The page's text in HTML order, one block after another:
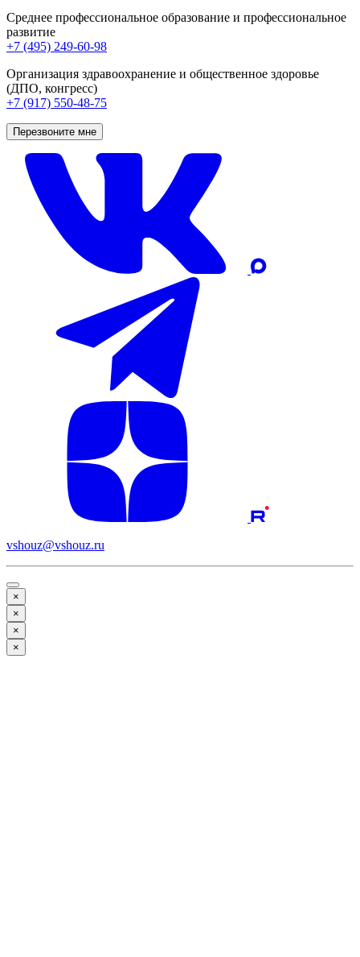
Среднее профессиональное образование и профессиональное
развитие
+7 (495) 249-60-98
Организация здравоохранение и общественное здоровье
(ДПО, конгресс)
+7 (917) 550-48-75
Перезвоните мне
vshouz@vshouz.ru
×
×
×
×